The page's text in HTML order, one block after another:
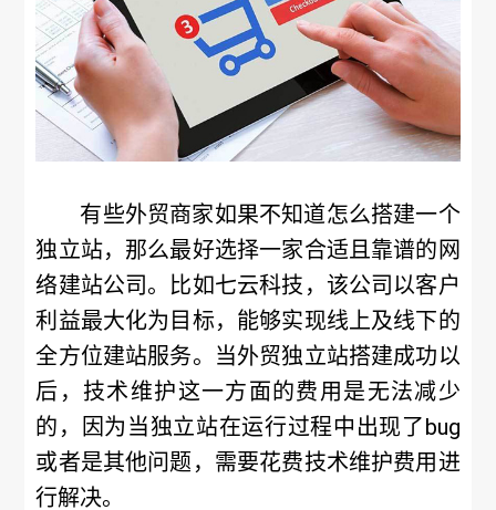
有些外贸商家如果不知道怎么搭建一个
独立站，那么最好选择一家合适且靠谱的网
络建站公司。比如七云科技，该公司以客户
利益最大化为目标，能够实现线上及线下的
全方位建站服务。当外贸独立站搭建成功以
后，技术维护这一方面的费用是无法减少
的，因为当独立站在运行过程中出现了bug
或者是其他问题，需要花费技术维护费用进
行解决。